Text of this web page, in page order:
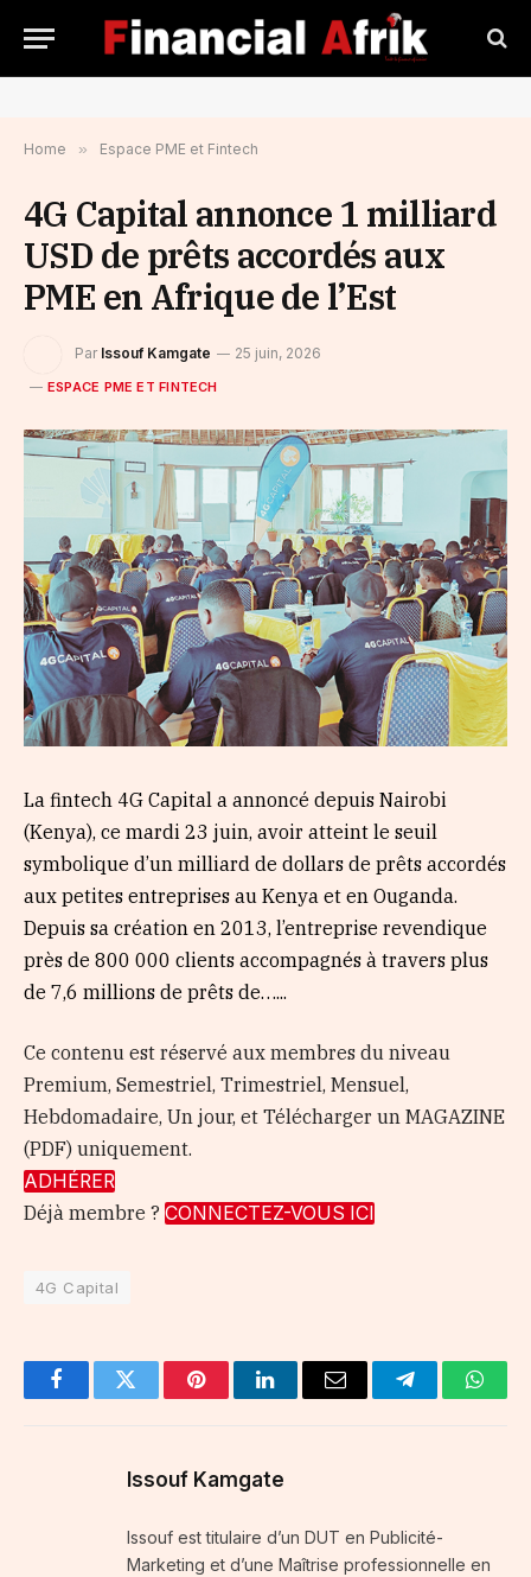
Home » Espace PME et Fintech
4G Capital annonce 1 milliard
USD de prêts accordés aux
PME en Afrique de l’Est
Par Issouf Kamgate 25 juin, 2026
ESPACE PME ET FINTECH
La fintech 4G Capital a annoncé depuis Nairobi
(Kenya), ce mardi 23 juin, avoir atteint le seuil
symbolique d’un milliard de dollars de prêts accordés
aux petites entreprises au Kenya et en Ouganda.
Depuis sa création en 2013, l’entreprise revendique
près de 800 000 clients accompagnés à travers plus
de 7,6 millions de prêts de…...
Ce contenu est réservé aux membres du niveau
Premium, Semestriel, Trimestriel, Mensuel,
Hebdomadaire, Un jour, et Télécharger un MAGAZINE
(PDF) uniquement.
ADHÉRER
Déjà membre ? CONNECTEZ-VOUS ICI
4G Capital
FacebookTwitter PinterestLinkedInEmail Telegram
Issouf Kamgate
Issouf est titulaire d’un DUT en Publicité-
Marketing et d’une Maîtrise professionnelle en